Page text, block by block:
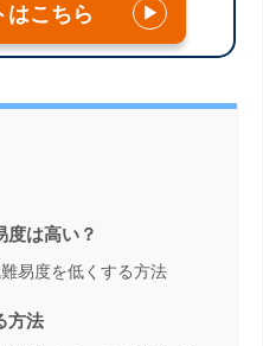
はこちら ▶
度は高い？
易度を低くする方法
方法